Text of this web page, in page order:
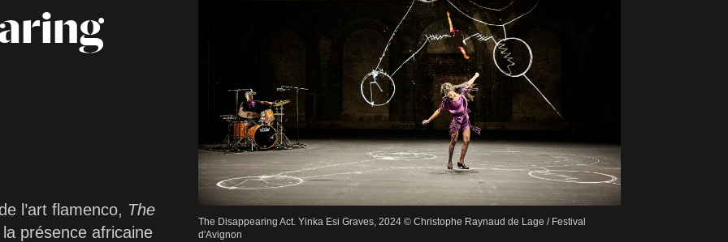
l’art flamenco, The
présence africaine
The Disappearing Act. Yinka Esi Graves, 2024 © Christophe Raynaud de Lage / Festival
d'Avignon